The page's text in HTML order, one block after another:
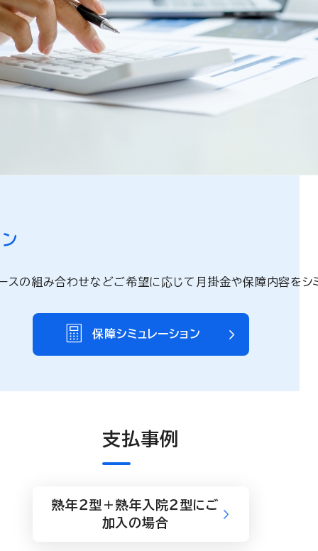
スの組み合わせなどご希望に応じて月掛金や保障内容をシ
保障シミュレーション
支払事例
熟年２型＋熟年入院２型にご
加入の場合